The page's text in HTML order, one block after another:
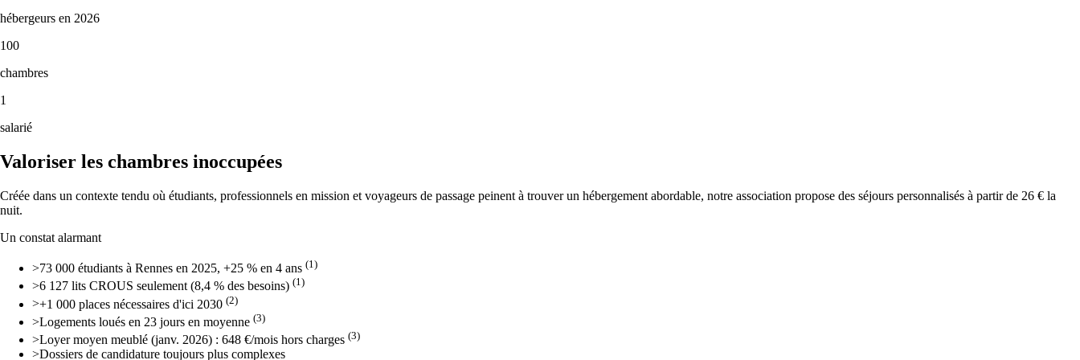
hébergeurs en 2026
100
chambres
1
salarié
Valoriser les chambres inoccupées
Créée dans un contexte tendu où étudiants, professionnels en mission et voyageurs de passage peinent à trouver un hébergement abordable, notre association propose des séjours personnalisés à partir de 26 € la
nuit.
Un constat alarmant
>73 000 étudiants à Rennes en 2025, +25 % en 4 ans (1)
>6 127 lits CROUS seulement (8,4 % des besoins) (1)
>+1 000 places nécessaires d'ici 2030 (2)
>Logements loués en 23 jours en moyenne (3)
>Loyer moyen meublé (janv. 2026) : 648 €/mois hors charges (3)
>Dossiers de candidature toujours plus complexes